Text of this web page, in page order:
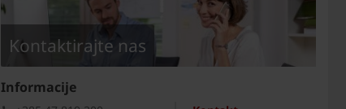
Kontaktirajte nas
Informacije